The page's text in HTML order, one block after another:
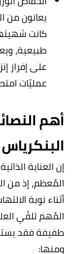
يعانون من
كانت
طبيعية،
على إفراز
عمليّات
أهم
البنكرياس
إن العناية
المُعظم، إذ من
أثناء نوبة
المُهم تلقّي
طفيفة فقد
ومنها: